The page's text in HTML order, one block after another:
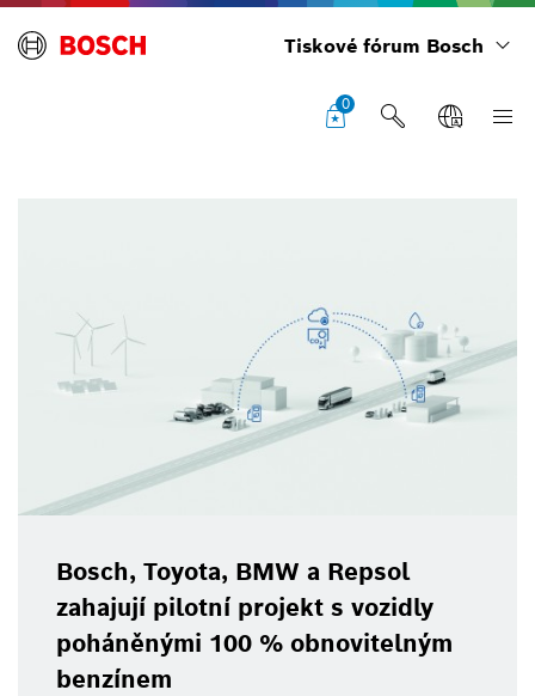
Tiskové fórum Bosch
0
Bosch, Toyota, BMW a Repsol
zahajují pilotní projekt s vozidly
poháněnými 100 % obnovitelným
benzínem